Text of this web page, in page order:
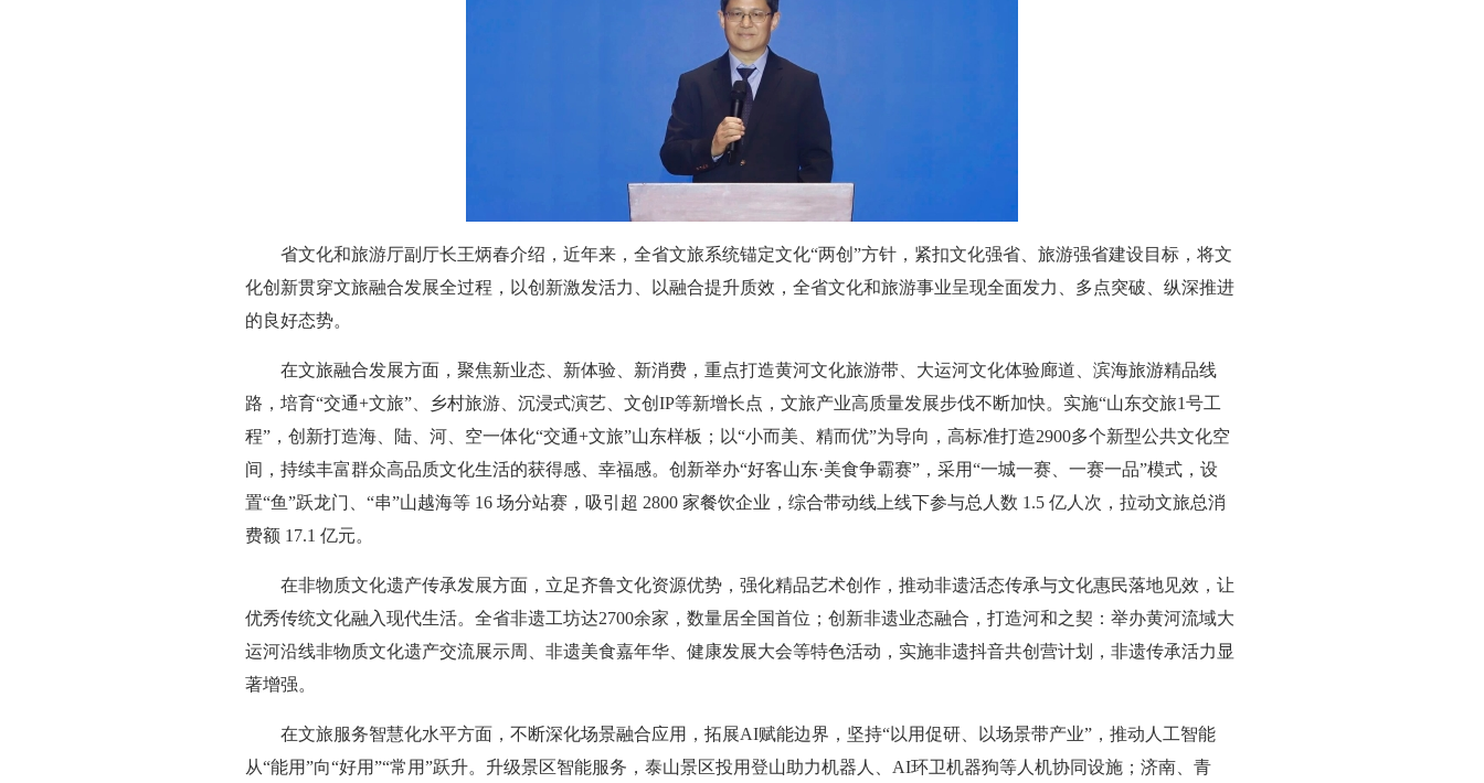
省文化和旅游厅副厅长王炳春介绍，近年来，全省文旅系统锚定文化“两创”方针，紧扣文化强省、旅游强省建设目标，将文
化创新贯穿文旅融合发展全过程，以创新激发活力、以融合提升质效，全省文化和旅游事业呈现全面发力、多点突破、纵深推进
的良好态势。
在文旅融合发展方面，聚焦新业态、新体验、新消费，重点打造黄河文化旅游带、大运河文化体验廊道、滨海旅游精品线
路，培育“交通+文旅”、乡村旅游、沉浸式演艺、文创IP等新增长点，文旅产业高质量发展步伐不断加快。实施“山东交旅1号工
程”，创新打造海、陆、河、空一体化“交通+文旅”山东样板；以“小而美、精而优”为导向，高标准打造2900多个新型公共文化空
间，持续丰富群众高品质文化生活的获得感、幸福感。创新举办“好客山东·美食争霸赛”，采用“一城一赛、一赛一品”模式，设
置“鱼”跃龙门、“串”山越海等 16 场分站赛，吸引超 2800 家餐饮企业，综合带动线上线下参与总人数 1.5 亿人次，拉动文旅总消
费额 17.1 亿元。
在非物质文化遗产传承发展方面，立足齐鲁文化资源优势，强化精品艺术创作，推动非遗活态传承与文化惠民落地见效，让
优秀传统文化融入现代生活。全省非遗工坊达2700余家，数量居全国首位；创新非遗业态融合，打造河和之契：举办黄河流域大
运河沿线非物质文化遗产交流展示周、非遗美食嘉年华、健康发展大会等特色活动，实施非遗抖音共创营计划，非遗传承活力显
著增强。
在文旅服务智慧化水平方面，不断深化场景融合应用，拓展AI赋能边界，坚持“以用促研、以场景带产业”，推动人工智能
从“能用”向“好用”“常用”跃升。升级景区智能服务，泰山景区投用登山助力机器人、AI环卫机器狗等人机协同设施；济南、青